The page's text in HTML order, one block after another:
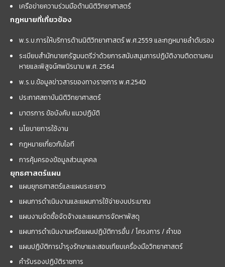
เครือข่ายความร่วมมือด้านนิติวิทยาศาสตร์
กฎหมายที่เกี่ยวข้อง
พ.ร.บ.การให้บริการด้านนิติวิทยาศาสตร์ พ.ศ.2559 และกฏหมายลำดับรอง
ระเบียบสำนักนายกรัฐมนตรีว่าด้วยการสนับสนุนการปฏิบัติงานติดตามคน
หายและพิสูจน์ศพนิรนาม พ.ศ. 2564
พ.ร.บ.ข้อมูลข่าวสารของทางราชการ พ.ศ.2540
ประกาศสถาบันนิติวิทยาศาสตร์
มาตรการ ข้อบังคับ แนวปฏิบัติ
นโยบายการใช้งาน
กฎหมายเกี่ยวกับไอที
การคุ้มครองข้อมูลส่วนบุคคล
ยุทธศาสตร์แผน
แผนยุทธศาสตร์และแผนระยะยาว
แผนการดำเนินงานและแผนการใช้จ่ายงบประมาณ
แผนงานจัดซื้อจัดจ้างและแผนการจัดหาพัสดุ
แผนการดำเนินงานหรือแผนปฏิบัติการอื่น / โครงการ / คำขอ
แผนปฏิบัติการบำรุงรักษาและสอบเทียบเครื่องมือวิทยาศาสตร์
คำรับรองปฏิบัติราชการ